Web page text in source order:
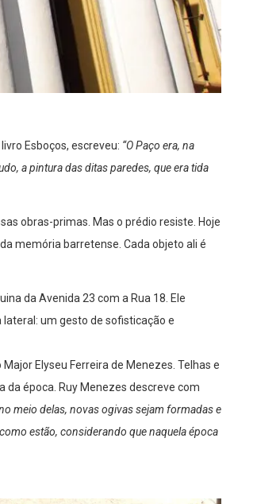
Esboços, escreveu: “O Paço era, na
a pintura das ditas paredes, que era tida
obras-primas. Mas o prédio resiste. Hoje
memória barretense. Cada objeto ali é
da Avenida 23 com a Rua 18. Ele
um gesto de sofisticação e
Elyseu Ferreira de Menezes. Telhas e
época. Ruy Menezes descreve com
meio delas, novas ogivas sejam formadas e
estão, considerando que naquela época